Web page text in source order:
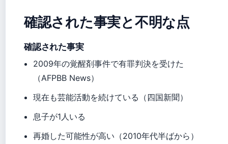
確認された事実と不明な点
確認された事実
2009年の覚醒剤事件で有罪判決を受けた
（AFPBB News）
現在も芸能活動を続けている（四国新聞）
息子が1人いる
再婚した可能性が高い（2010年代半ばから）